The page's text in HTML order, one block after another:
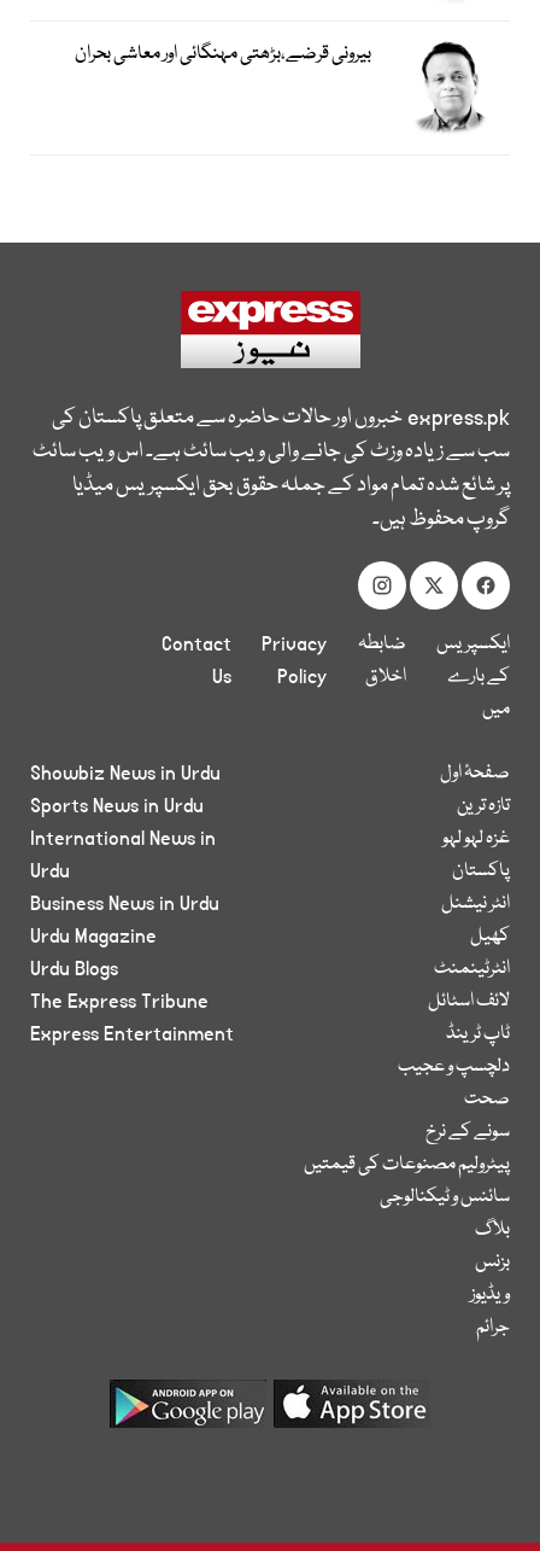
بیرونی قرضے،بڑھتی مہنگائی اور معاشی بحران
express.pkخبروں اور حالات حاضرہ سے متعلق پاکستان کی
سب سے زیادہ وزٹ کی جانے والی ویب سائٹ ہے۔ اس ویب سائٹ
پر شائع شدہ تمام مواد کے جملہ حقوق بحق ایکسپریس میڈیا
گروپ محفوظ ہیں۔
ایکسپریس
کے بارے
میں
ضابطہ
اخلاق
Privacy
Policy
Contact
Us
صفحۂ اول
تازہ ترین
غزہ لہو لہو
پاکستان
انٹر نیشنل
کھیل
انٹرٹینمنٹ
لائف اسٹائل
ٹاپ ٹرینڈ
دلچسپ و عجیب
صحت
سونے کے نرخ
پیٹرولیم مصنوعات کی قیمتیں
سائنس و ٹیکنالوجی
بلاگ
بزنس
ویڈیوز
جرائم
Showbiz News in Urdu
Sports News in Urdu
International News in
Urdu
Business News in Urdu
Urdu Magazine
Urdu Blogs
The Express Tribune
Express Entertainment